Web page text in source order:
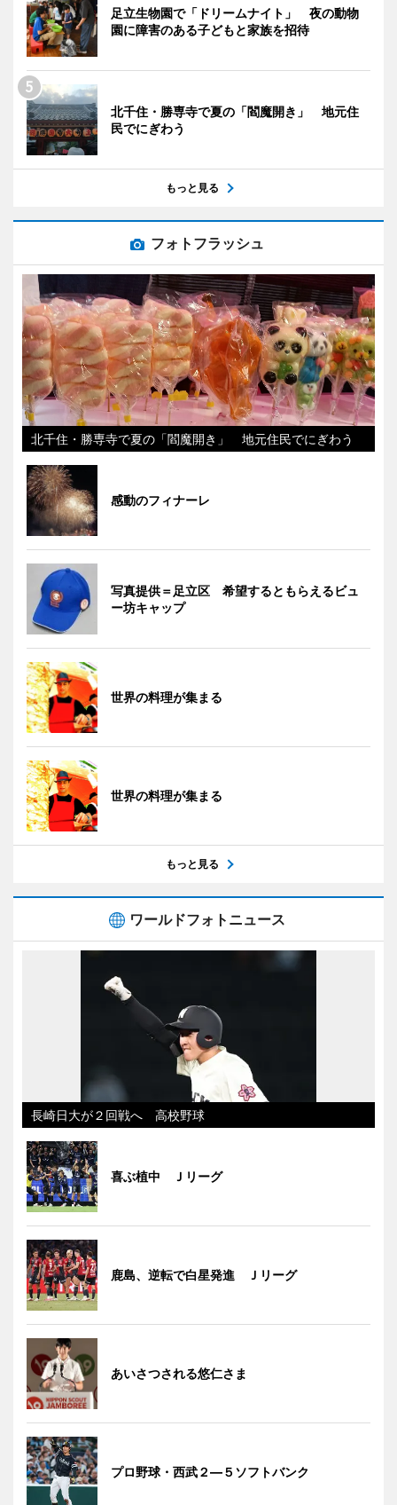
足立生物園で「ドリームナイト」 夜の動物
園に障害のある子どもと家族を招待
北千住・勝専寺で夏の「閻魔開き」 地元住
民でにぎわう
もっと見る
フォトフラッシュ
北千住・勝専寺で夏の「閻魔開き」 地元住民でにぎわう
感動のフィナーレ
写真提供＝足立区 希望するともらえるビュ
ー坊キャップ
世界の料理が集まる
世界の料理が集まる
もっと見る
ワールドフォトニュース
長崎日大が２回戦へ 高校野球
喜ぶ植中 Ｊリーグ
鹿島、逆転で白星発進 Ｊリーグ
あいさつされる悠仁さま
プロ野球・西武２―５ソフトバンク